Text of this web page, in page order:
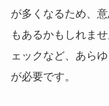
が多くなるため、
もあるかもしれま
ェックなど、あら
が必要です。